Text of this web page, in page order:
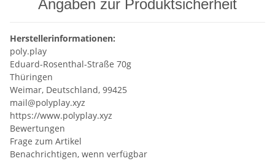
Angaben zur Produktsicherheit
Herstellerinformationen:
poly.play
Eduard-Rosenthal-Straße 70g
Thüringen
Weimar, Deutschland, 99425
mail@polyplay.xyz
https://www.polyplay.xyz
Bewertungen
Frage zum Artikel
Benachrichtigen, wenn verfügbar